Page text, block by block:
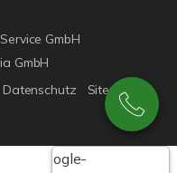
GmbH
GmbH
Datenschutz Sitemap
Google-